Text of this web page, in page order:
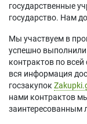
государственные
государство. Нам
Мы участвуем в
успешно выполнили
контрактов по
вся информация
госзакупок
нами контрактов
заинтересованным